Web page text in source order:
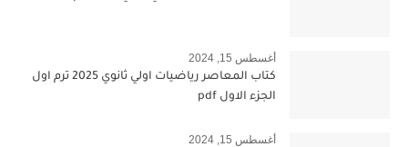
أغسطس 15, 2024
كتاب المعاصر رياضيات اولي ثانوي 2025 ترم اول
الجزء الاول pdf
أغسطس 15, 2024